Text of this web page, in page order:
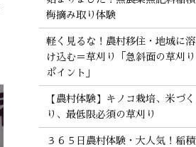
梅摘み取り体験
軽く見るな！農村移住・地域に溶
け込む＝草刈り「急斜面の草刈り
ポイント」
【農村体験】キノコ栽培、米づく
り、最低限必須の草刈り
３６５日農村体験・大人気！稲積